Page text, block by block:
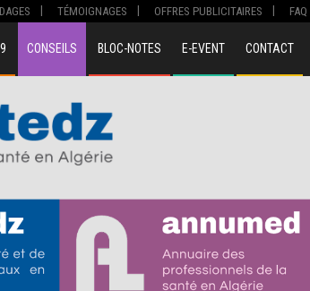
TÉMOIGNAGES OFFRES PUBLICITAIRES FAQ
CONSEILS BLOC-NOTES E-EVENT CONTACT